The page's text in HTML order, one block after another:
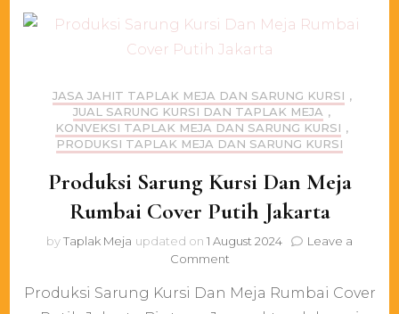
JASA JAHIT TAPLAK MEJA DAN SARUNG KURSI ,
JUAL SARUNG KURSI DAN TAPLAK MEJA ,
KONVEKSI TAPLAK MEJA DAN SARUNG KURSI ,
PRODUKSI TAPLAK MEJA DAN SARUNG KURSI
Produksi Sarung Kursi Dan Meja
Rumbai Cover Putih Jakarta
byTaplak Meja updated on 1 August 2024
Leave a
Commenton
Sarung
Produksi Sarung Kursi Dan Meja Rumbai Cover